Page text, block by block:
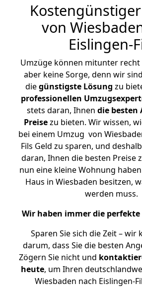
von
Eislingen-
Umzüge können mitunter recht
aber keine Sorge, denn wir
diegünstigste Lösung zu
professionellen
stets daran, Ihnen die besten
Preisezu bieten. Wir wissen,
bei einem Umzug von
Fils Geld zu sparen, und
daran, Ihnen die besten Preise
nun eine kleine Wohnung
Haus in Wiesbaden besitzen,
werden muss.
Wir haben immer die perfekte
Sparen Sie sich die Zeit – wir
darum, dass Sie die besten
Zögern Sie nicht und
heute, um Ihren
Wiesbaden nach Eislingen-